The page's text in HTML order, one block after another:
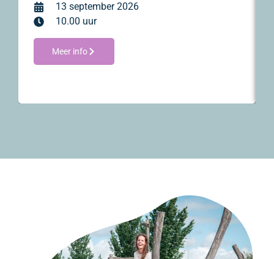
13 september 2026
10.00 uur
Meer info